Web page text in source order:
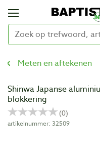
Meten en aftekenen
Shinwa Japanse
blokkering
artikelnummer: 32509